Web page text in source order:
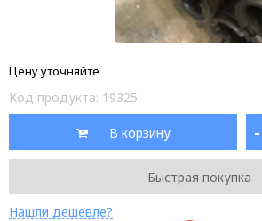
Цену уточняйте
Код продукта: 19325
В корзину -
Быстрая покупка
Нашли дешевле?